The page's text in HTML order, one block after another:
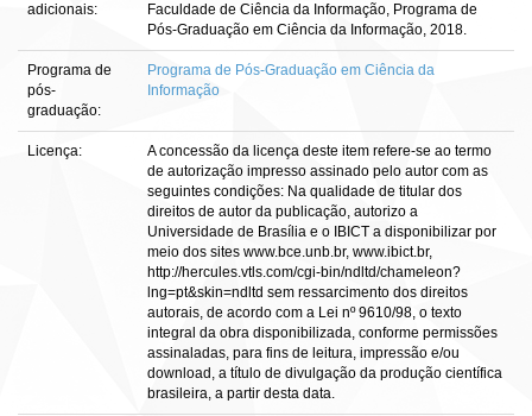
adicionais:
Faculdade de Ciência da Informação, Programa de
Pós-Graduação em Ciência da Informação, 2018.
Programa de
pós-
graduação:
Programa de Pós-Graduação em Ciência da
Informação
Licença:
A concessão da licença deste item refere-se ao termo
de autorização impresso assinado pelo autor com as
seguintes condições: Na qualidade de titular dos
direitos de autor da publicação, autorizo a
Universidade de Brasília e o IBICT a disponibilizar por
meio dos sites www.bce.unb.br, www.ibict.br,
http://hercules.vtls.com/cgi-bin/ndltd/chameleon?
lng=pt&skin=ndltd sem ressarcimento dos direitos
autorais, de acordo com a Lei nº 9610/98, o texto
integral da obra disponibilizada, conforme permissões
assinaladas, para fins de leitura, impressão e/ou
download, a título de divulgação da produção científica
brasileira, a partir desta data.